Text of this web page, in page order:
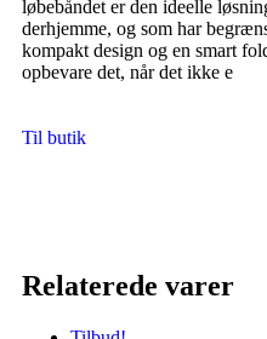
løbebåndet er den ideelle
derhjemme, og som har
kompakt design og en smart
opbevare det, når det ikke e
Til butik
Relaterede varer